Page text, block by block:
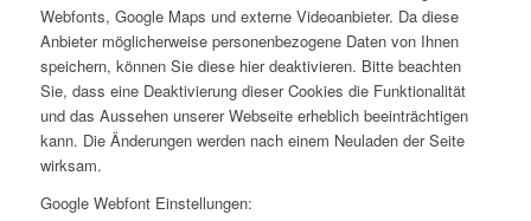
Webfonts, Google Maps und externe Videoanbieter. Da diese
Anbieter möglicherweise personenbezogene Daten von Ihnen
speichern, können Sie diese hier deaktivieren. Bitte beachten
Sie, dass eine Deaktivierung dieser Cookies die Funktionalität
und das Aussehen unserer Webseite erheblich beeinträchtigen
kann. Die Änderungen werden nach einem Neuladen der Seite
wirksam.
Google Webfont Einstellungen: